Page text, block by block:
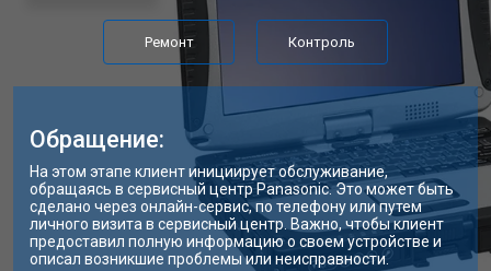
Замена USB порта от 2200 ₽ Заказать
Замена звуковой карты от 1700 ₽
Замена кулера ноутбука Panasonic от 2600 ₽ Заказать
Замена микрофона от 2600 ₽ Заказать
Замена оперативной памяти от 1100 ₽ Заказать
Прошивка BIOS ноутбука Panasonic от 1500 ₽ Заказать
Ремонт Контроль
Обращение:
На этом этапе клиент инициирует обслуживание,
обращаясь в сервисный центр Panasonic. Это может быть
сделано через онлайн-сервис, по телефону или путем
личного визита в сервисный центр. Важно, чтобы клиент
предоставил полную информацию о своем устройстве и
описал возникшие проблемы или неисправности.